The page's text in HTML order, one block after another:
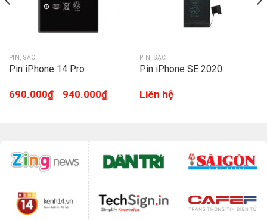
PIN, SẠC
Pin iPhone 14 Pro
690.000₫– 940.000₫
PIN, SẠC
Pin iPhone SE 2020
Liên hệ